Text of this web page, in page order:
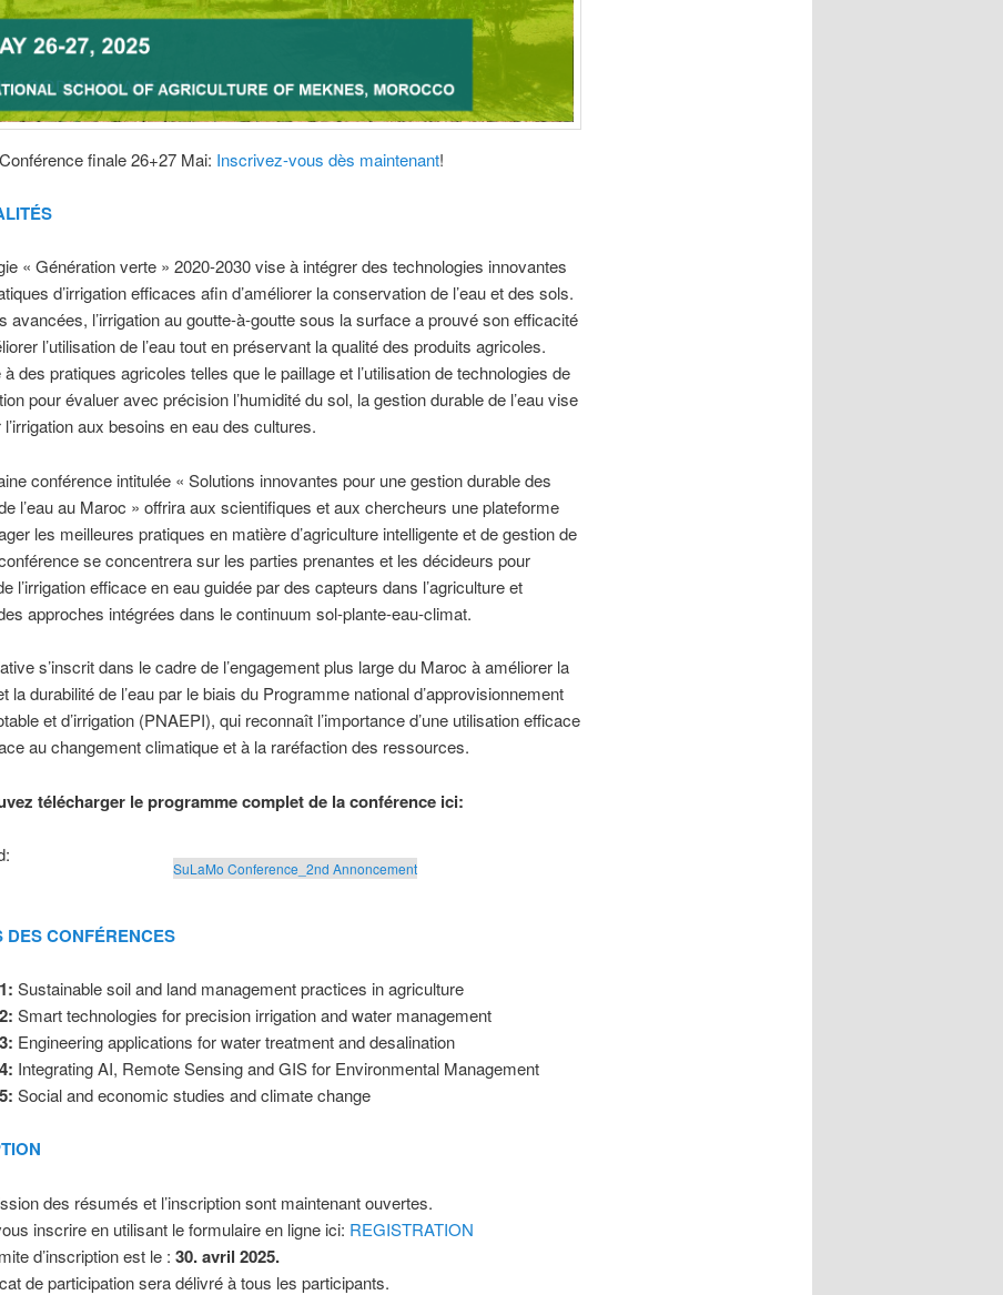
finale 26+27 Mai: Inscrivez-vous dès maintenant!
« Génération verte » 2020-2030 vise à intégrer des technologies innovantes
d’irrigation efficaces afin d’améliorer la conservation de l’eau et des sols.
avancées, l’irrigation au goutte-à-goutte sous la surface a prouvé son efficacité
l’utilisation de l’eau tout en préservant la qualité des produits agricoles.
des pratiques agricoles telles que le paillage et l’utilisation de technologies de
pour évaluer avec précision l’humidité du sol, la gestion durable de l’eau vise
aux besoins en eau des cultures.
conférence intitulée « Solutions innovantes pour une gestion durable des
l’eau au Maroc » offrira aux scientifiques et aux chercheurs une plateforme
les meilleures pratiques en matière d’agriculture intelligente et de gestion de
se concentrera sur les parties prenantes et les décideurs pour
l’irrigation efficace en eau guidée par des capteurs dans l’agriculture et
approches intégrées dans le continuum sol-plante-eau-climat.
s’inscrit dans le cadre de l’engagement plus large du Maroc à améliorer la
la durabilité de l’eau par le biais du Programme national d’approvisionnement
et d’irrigation (PNAEPI), qui reconnaît l’importance d’une utilisation efficace
au changement climatique et à la raréfaction des ressources.
télécharger le programme complet de la conférence ici:
SuLaMo Conference_2nd Annoncement
DES CONFÉRENCES
Sustainable soil and land management practices in agriculture
Smart technologies for precision irrigation and water management
Engineering applications for water treatment and desalination
Integrating AI, Remote Sensing and GIS for Environmental Management
Social and economic studies and climate change
des résumés et l’inscription sont maintenant ouvertes.
inscrire en utilisant le formulaire en ligne ici: REGISTRATION
d’inscription est le : 30. avril 2025.
de participation sera délivré à tous les participants.